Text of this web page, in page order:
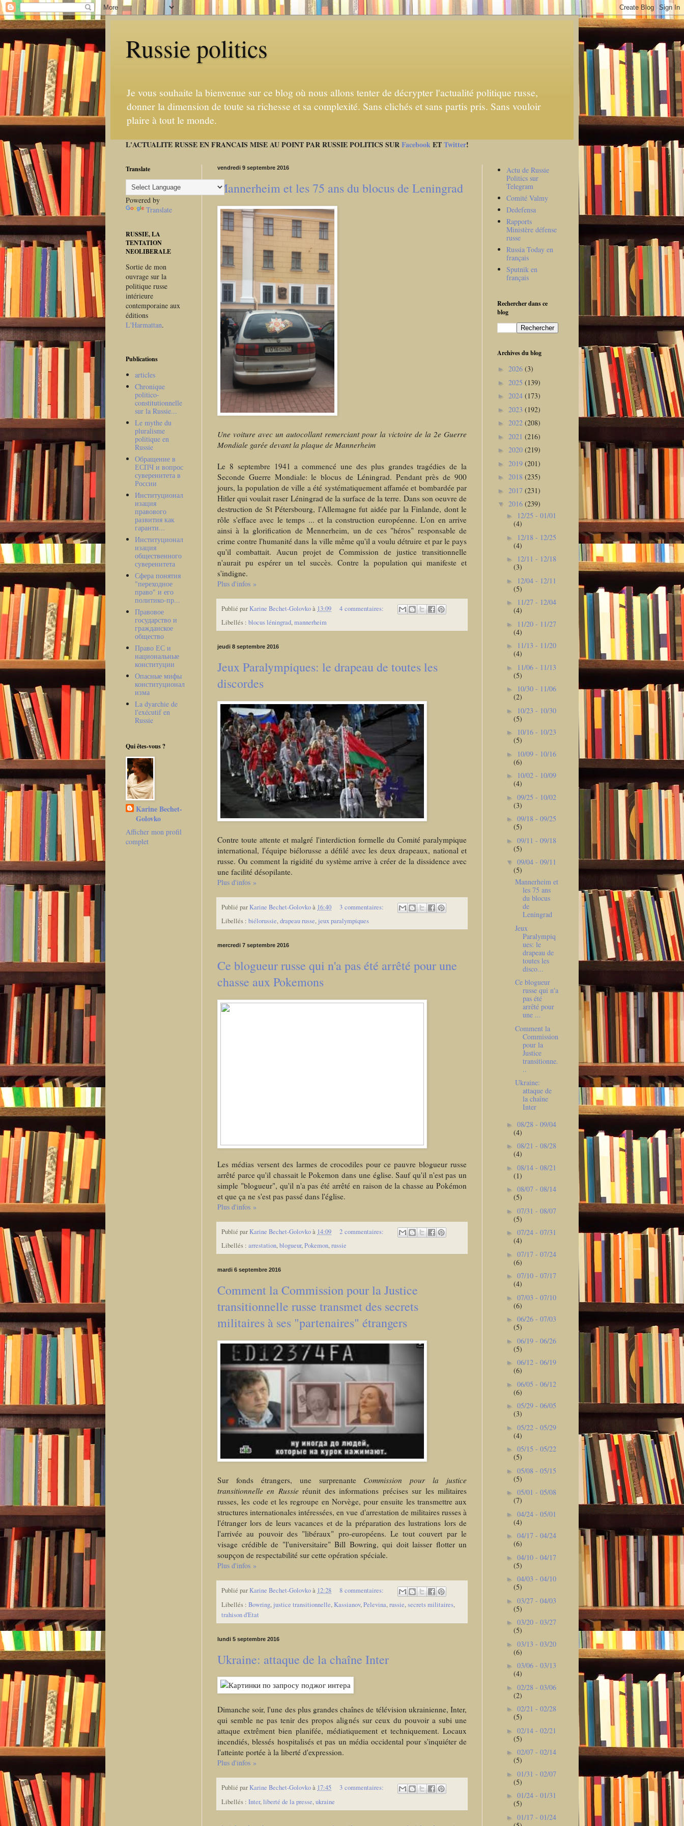
Russie politics
Je vous souhaite la bienvenue sur ce blog où nous allons tenter de décrypter l'actualité politique russe,
donner la dimension de toute sa richesse et sa complexité. Sans clichés et sans partis pris. Sans vouloir
plaire à tout le monde.
L'ACTUALITE RUSSE EN FRANCAIS MISE AU POINT PAR RUSSIE POLITICS SURFacebookETTwitter!
vendredi 9 septembre 2016
Mannerheim et les 75 ans du blocus de Leningrad
Une voiture avec un autocollant remerciant pour la victoire de la 2e Guerre
Mondiale garée devant la plaque de Mannerheim
Le 8 septembre 1941 a commencé une des plus grandes tragédies de la
Seconde Guerre Mondiale: le blocus de Léningrad. Pendant près de 900
jours, la population de ville a été systématiquement affamée et bombardée par
Hitler qui voulait raser Léningrad de la surface de la terre. Dans son oeuvre de
destruction de St Pétersbourg, l'Allemagne fut aidée par la Finlande, dont le
rôle s'efface avec le temps ... et la construction européenne. L'on en arrive
ainsi à la glorification de Mennerheim, un de ces "héros" responsable de
crime contre l'humanité dans la ville même qu'il a voulu détruire et par le pays
qu'il combattait. Aucun projet de Commission de justice transitionnelle
n'aurait pu espérer un tel succès. Contre la population qui manifeste et
s'indigne.
Plus d'infos »
Publié par Karine Bechet-Golovkoà 13:09
4 commentaires:
Libellés : blocus léningrad,mannerheim
jeudi 8 septembre 2016
Jeux Paralympiques: le drapeau de toutes les
discordes
Contre toute attente et malgré l'interdiction formelle du Comité paralympique
international, l'équipe biélorusse a défilé avec les deux drapeaux, national et
russe. Ou comment la rigidité du système arrive à créer de la dissidence avec
une facilité désopilante.
Plus d'infos »
Publié par Karine Bechet-Golovkoà 16:40
3 commentaires:
Libellés : biélorussie,drapeau russe, jeux paralympiques
mercredi 7 septembre 2016
Ce blogueur russe qui n'a pas été arrêté pour une
chasse aux Pokemons
Les médias versent des larmes de crocodiles pour ce pauvre blogueur russe
arrêté parce qu'il chassait le Pokemon dans une église. Sauf qu'il n'est pas un
simple "blogueur", qu'il n'a pas été arrêté en raison de la chasse au Pokémon
et que ça ne s'est pas passé dans l'église.
Plus d'infos »
Publié par Karine Bechet-Golovkoà 14:09
2 commentaires:
Libellés : arrestation,blogueur,Pokemon,russie
mardi 6 septembre 2016
Comment la Commission pour la Justice
transitionnelle russe transmet des secrets
militaires à ses "partenaires" étrangers
Sur fonds étrangers, une surprenante Commission pour la justice
transitionnelle en Russieréunit des informations précises sur les militaires
russes, les code et les regroupe en Norvège, pour ensuite les transmettre aux
structures internationales intéressées, en vue d'arrestation de militaires russes à
l'étranger lors de leurs vacances et de la préparation des lustrations lors de
l'arrivée au pouvoir des "libéraux" pro-européens. Le tout couvert par le
visage crédible de "l'universitaire" Bill Bowring, qui doit laisser flotter un
soupçon de respectabilité sur cette opération spéciale.
Plus d'infos »
Publié par Karine Bechet-Golovkoà 12:28
8 commentaires:
Libellés : Bowring, justice transitionnelle, Kassianov,Pelevina,russie,secrets militaires,
trahison d'Etat
lundi 5 septembre 2016
Ukraine: attaque de la chaîne Inter
Dimanche soir, l'une des plus grandes chaînes de télévision ukrainienne, Inter,
qui semble ne pas tenir des propos alignés sur ceux du pouvoir a subi une
attaque extrêment bien planifée, médiatiquement et techniquement. Locaux
incendiés, blessés hospitalisés et pas un média occidental pour s'inquiéter de
l'atteinte portée à la liberté d'expression.
Plus d'infos »
Publié par Karine Bechet-Golovkoà 17:45
3 commentaires:
Libellés : Inter,liberté de la presse,ukraine
Translate
Powered by
Translate
RUSSIE, LA
TENTATION
NEOLIBERALE
Sortie de mon
ouvrage sur la
politique russe
intérieure
contemporaine aux
éditions
L'Harmattan.
Publications
articles
Chronique
politico-
constitutionnelle
sur la Russie...
Le mythe du
pluralisme
politique en
Russie
Обращение в
ЕСПЧ и вопрос
суверенитета в
России
Институционал
изация
правового
развития как
гаранти...
Институционал
изация
общественного
суверенитета
Сфера понятия
"переходное
право" и его
политико-пр...
Правовое
государство и
гражданское
общество
Право ЕС и
национальные
конституции
Опасные мифы
конституционал
изма
La dyarchie de
l'exécutif en
Russie
Qui êtes-vous ?
Karine Bechet-
Golovko
Afficher mon profil
complet
Actu de Russie
Politics sur
Telegram
Comité Valmy
Dedefensa
Rapports
Ministère défense
russe
Russia Today en
français
Sputnik en
français
Rechercher dans ce
blog
Archives du blog
► 2026 (3)
► 2025 (139)
► 2024 (173)
► 2023 (192)
► 2022 (208)
► 2021 (216)
► 2020 (219)
► 2019 (201)
► 2018 (235)
► 2017 (231)
▼ 2016 (239)
►
12/25 - 01/01
(4)
►
12/18 - 12/25
(4)
►
12/11 - 12/18
(3)
►
12/04 - 12/11
(5)
►
11/27 - 12/04
(4)
►
11/20 - 11/27
(4)
►
11/13 - 11/20
(4)
►
11/06 - 11/13
(5)
►
10/30 - 11/06
(2)
►
10/23 - 10/30
(5)
►
10/16 - 10/23
(5)
►
10/09 - 10/16
(6)
►
10/02 - 10/09
(4)
► 09/25 - 10/02
(3)
► 09/18 - 09/25
(5)
► 09/11 - 09/18
(5)
▼ 09/04 - 09/11
(5)
Mannerheim et
les 75 ans
du blocus
de
Leningrad
Jeux
Paralympiq
ues: le
drapeau de
toutes les
disco...
Ce blogueur
russe qui n'a
pas été
arrêté pour
une ...
Comment la
Commission
pour la
Justice
transitionne.
..
Ukraine:
attaque de
la chaîne
Inter
► 08/28 - 09/04
(4)
► 08/21 - 08/28
(4)
► 08/14 - 08/21
(1)
► 08/07 - 08/14
(5)
► 07/31 - 08/07
(5)
► 07/24 - 07/31
(4)
► 07/17 - 07/24
(6)
► 07/10 - 07/17
(4)
► 07/03 - 07/10
(6)
► 06/26 - 07/03
(5)
► 06/19 - 06/26
(5)
► 06/12 - 06/19
(6)
► 06/05 - 06/12
(6)
► 05/29 - 06/05
(3)
► 05/22 - 05/29
(4)
► 05/15 - 05/22
(5)
► 05/08 - 05/15
(5)
► 05/01 - 05/08
(7)
► 04/24 - 05/01
(4)
► 04/17 - 04/24
(6)
► 04/10 - 04/17
(5)
► 04/03 - 04/10
(5)
► 03/27 - 04/03
(5)
► 03/20 - 03/27
(5)
► 03/13 - 03/20
(6)
► 03/06 - 03/13
(4)
► 02/28 - 03/06
(2)
► 02/21 - 02/28
(5)
► 02/14 - 02/21
(5)
► 02/07 - 02/14
(5)
► 01/31 - 02/07
(5)
► 01/24 - 01/31
(5)
► 01/17 - 01/24